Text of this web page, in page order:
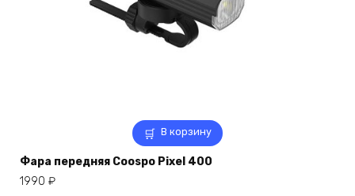
В корзину
Фара передняя Coospo Pixel 400
1990 ₽